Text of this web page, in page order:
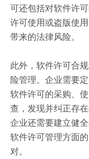
可还包括对软件许
许可使用或盗版使
带来的法律风险。
此外，软件许可合
险管理。企业需要
软件许可的采购、
查，发现并纠正存
企业还需要建立健
软件许可管理方面
对。